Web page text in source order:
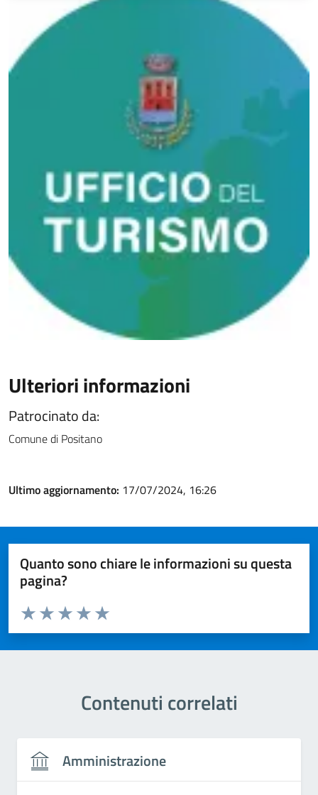
Ulteriori informazioni
Patrocinato da:
Comune di Positano
Ultimo aggiornamento: 17/07/2024, 16:26
Quanto sono chiare le informazioni su questa
pagina?
Valuta da 1 a 5 stelle la pagina
Valuta 5 stelle su 5
Valuta 4 stelle su 5
Valuta 3 stelle su 5
Valuta 2 stelle su 5
Valuta 1 stelle su 5
Contenuti correlati
Amministrazione